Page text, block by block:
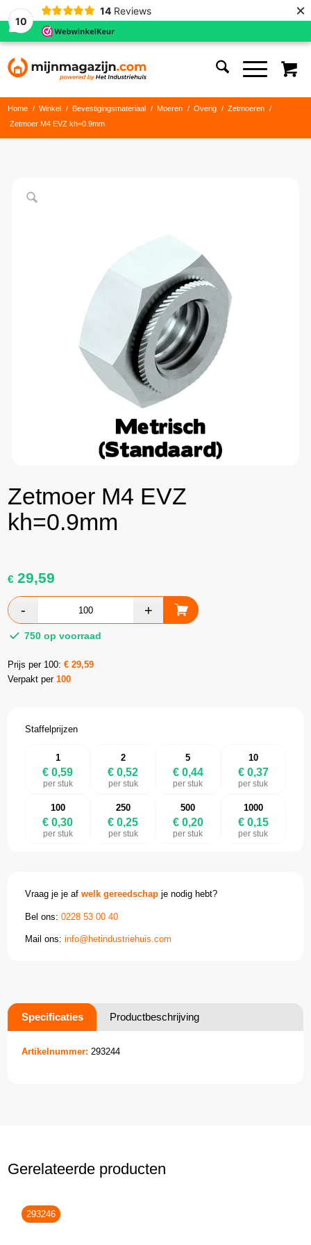
10
14 Reviews ×
Home / Winkel / Bevestigingsmateriaal / Moeren / Overig / Zetmoeren
/
Zetmoer M4 EVZ kh=0.9mm
Zetmoer M4 EVZ
kh=0.9mm
€ 29,59
750 op voorraad
Prijs per 100:€29,59
Verpakt per100
Staffelprijzen
1
€ 0,59
per stuk
2
€ 0,52
per stuk
5
€ 0,44
per stuk
10
€ 0,37
per stuk
100
€ 0,30
per stuk
250
€ 0,25
per stuk
500
€ 0,20
per stuk
1000
€ 0,15
per stuk
Vraag je je afwelk gereedschap je nodig hebt?
Bel ons:0228 53 00 40
Mail ons:info@hetindustriehuis.com
Specificaties Productbeschrijving
Artikelnummer: 293244
Gerelateerde producten
293246